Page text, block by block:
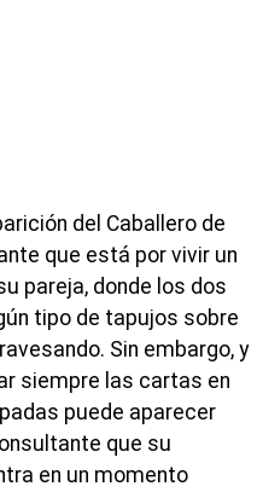
del Caballero de
que está por vivir un
pareja, donde los dos
tipo de tapujos sobre
Sin embargo, y
siempre las cartas en
puede aparecer
que su
en un momento